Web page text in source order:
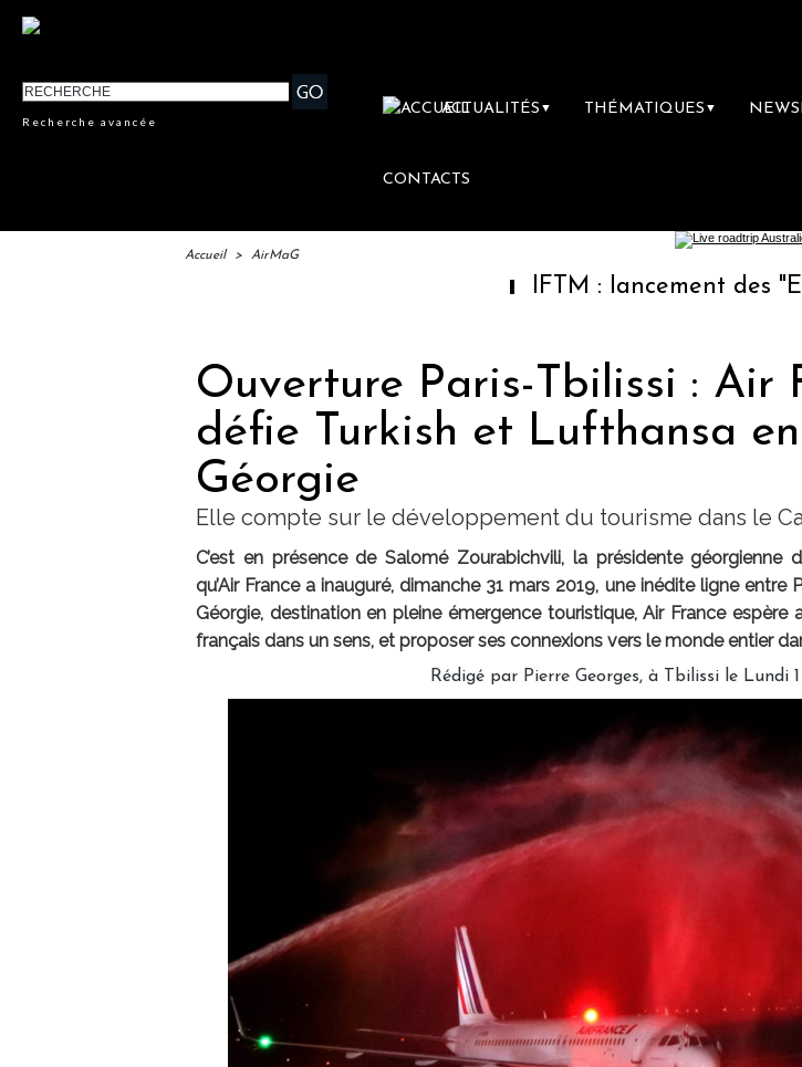
Recherche avancée
ACTUALITÉS ▼ THÉMATIQUES ▼
CONTACTS
Accueil > AirMaG
IFTM : lancement des "Escales
Ouverture Paris-Tbilissi : Air
défie Turkish et Lufthansa en
Géorgie
Elle compte sur le développement du tourisme dans le
C’est en présence de Salomé Zourabichvili, la présidente géorgienne
qu’Air France a inauguré, dimanche 31 mars 2019, une inédite ligne entre
Géorgie, destination en pleine émergence touristique, Air France espère
français dans un sens, et proposer ses connexions vers le monde entier
Rédigé par Pierre Georges, à Tbilissi le Lundi